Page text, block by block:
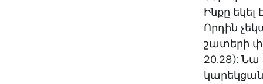
Ինքը եկել
Որդին
շատերի
‭20.28):‬Նա